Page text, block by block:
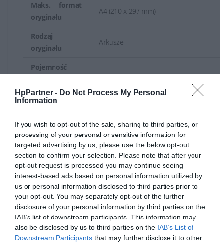
HpPartner - Do Not Process My Personal
Information
If you wish to opt-out of the sale, sharing to third parties, or
processing of your personal or sensitive information for
targeted advertising by us, please use the below opt-out
section to confirm your selection. Please note that after your
opt-out request is processed you may continue seeing
interest-based ads based on personal information utilized by
us or personal information disclosed to third parties prior to
your opt-out. You may separately opt-out of the further
disclosure of your personal information by third parties on the
IAB’s list of downstream participants. This information may
also be disclosed by us to third parties on the IAB’s List of
Downstream Participants that may further disclose it to other
Maks. format
oryginału
A4 (210 x 297 mm)
Rodzaj
oryginału
Arkusze
Pojemność
dokumentów
nośnika
Max rozmiar
nośnika
A4/Letter
Min waga
nośnika
60 g/m²
Max waga
nośnika
220 g/m²
Etykiety, papier makulaturowy,